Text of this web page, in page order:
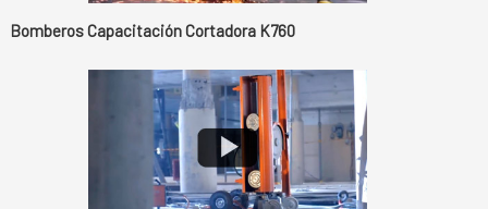
Bomberos Capacitación Cortadora K760